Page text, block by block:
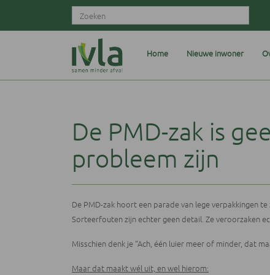
Home Nieuwe inwoner
De PMD-zak is
probleem zijn
De PMD-zak hoort een parade van lege verpakkingen
Sorteerfouten zijn echter geen detail. Ze veroorzaken
Misschien denk je “Ach, één luier meer of minder, dat
Maar dat maakt wél uit, en wel hierom: